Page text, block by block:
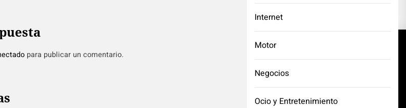
para publicar un comentario.
NEXT POST
Internet
Motor
Negocios
Ocio y Entretenimiento